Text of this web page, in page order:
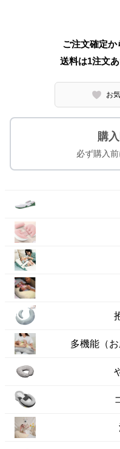
ご注文確定か
送料は1注文あ
お
購
必ず購入前
多機能（お